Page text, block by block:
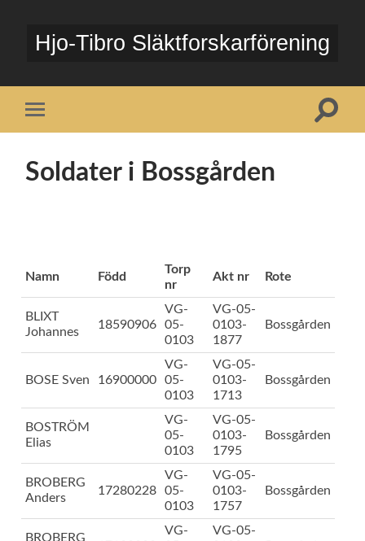
Hjo-Tibro Släktforskarförening
på/av
Slå
Soldater i Bossgården
Namn Född
Torp
nr
Akt nr Rote
BLIXT
Johannes
18590906
VG-
05-
0103
VG-05-
0103-
1877
Bossgården
BOSE Sven 16900000
VG-
05-
0103
VG-05-
0103-
1713
Bossgården
BOSTRÖM
Elias
VG-
05-
0103
VG-05-
0103-
1795
Bossgården
BROBERG
Anders
17280228
VG-
05-
0103
VG-05-
0103-
1757
Bossgården
BROBERG
VG-
VG-05-